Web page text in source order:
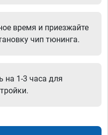
время и приезжайте
чип тюнинга.
на 1-3 часа для